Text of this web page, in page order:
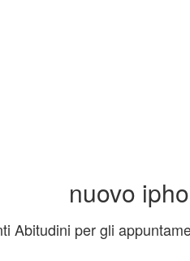
nuovo
Abitudini per gli